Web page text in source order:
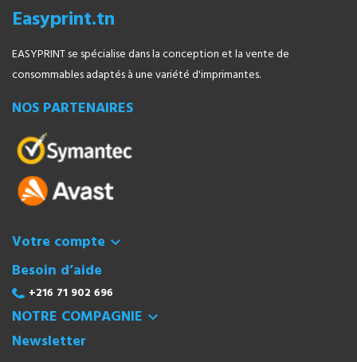
Easyprint.tn
EASYPRINT se spécialise dans la conception et la vente de
consommables adaptés à une variété d'imprimantes.
NOS PARTENAIRES
Votre compte 
Besoin d’aide
+216 71 902 696
NOTRE COMPAGNIE 
Newsletter